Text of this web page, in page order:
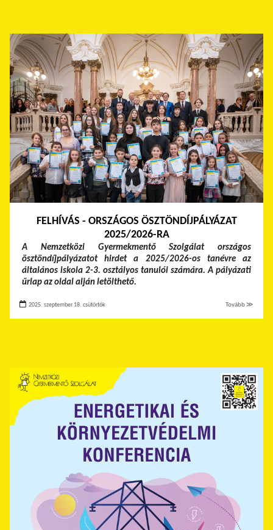
FELHÍVÁS - ORSZÁGOS ÖSZTÖNDÍJPÁLYÁZAT
2025/2026-RA
A Nemzetközi Gyermekmentő Szolgálat országos
ösztöndíjpályázatot hirdet a 2025/2026-os tanévre az
általános iskola 2-3. osztályos tanulói számára. A pályázati
űrlap az oldal alján letölthető.
2025. szeptember 18. csütörtök Tovább ≫